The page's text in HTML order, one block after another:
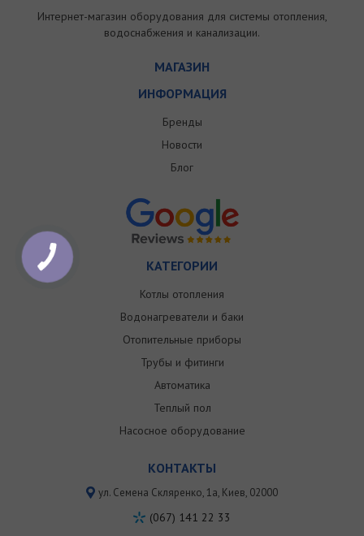
Интернет-магазин оборудования для системы отопления,
водоснабжения и канализации.
МАГАЗИН
ИНФОРМАЦИЯ
Бренды
Новости
Блог
КАТЕГОРИИ
Котлы отопления
Водонагреватели и баки
Отопительные приборы
Трубы и фитинги
Автоматика
Теплый пол
Насосное оборудование
КОНТАКТЫ
ул. Семена Скляренко, 1a, Киев, 02000
(067) 141 22 33